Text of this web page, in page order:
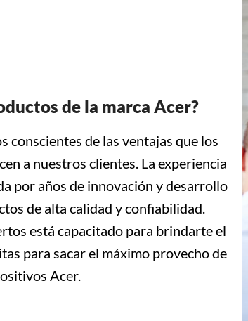
de la marca Acer?
conscientes de las ventajas que los
a nuestros clientes. La experiencia
por años de innovación y desarrollo
de alta calidad y confiabilidad.
está capacitado para brindarte el
para sacar el máximo provecho de
Acer.